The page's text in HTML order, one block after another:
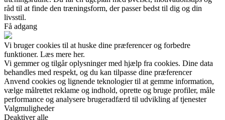
råd til at finde den træningsform, der passer bedst til dig og din
livsstil.
Få adgang
Vi bruger cookies til at huske dine præferencer og forbedre
funktioner. Læs mere her.
Vi gemmer og tilgår oplysninger med hjælp fra cookies. Dine data
behandles med respekt, og du kan tilpasse dine præferencer
Anvend cookies og lignende teknologier til at gemme information,
vælge målrettet reklame og indhold, oprette og bruge profiler, måle
performance og analysere brugeradfærd til udvikling af tjenester
Valgmuligheder
Deaktiver alle